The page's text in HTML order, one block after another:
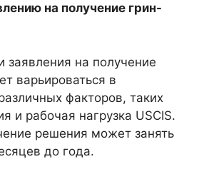
на получение грин-
заявления на получение
варьироваться в
факторов, таких
и рабочая нагрузка USCIS.
решения может занять
до года.